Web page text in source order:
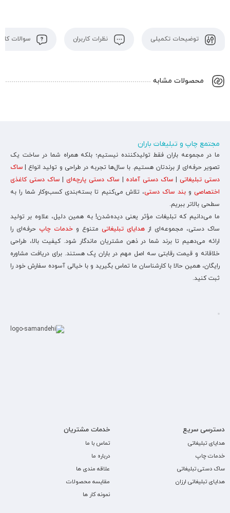
توضیحات تکمیلی نظرات کاربران سوالات
محصولات مشابه
مجتمع چاپ و تبلیغات باران
ما در مجموعه باران فقط تولیدکننده نیستیم؛ بلکه همراه شما در ساخت یک
تصویر حرفه‌ای از برندتان هستیم. با سال‌ها تجربه در طراحی و تولید انواع | ساک
دستی تبلیغاتی |ساک دستی آماده | ساک دستی پارچه‌ای| ساک دستی کاغذی
اختصاصی وبند ساک دستی، تلاش می‌کنیم تا بسته‌بندی کسب‌وکار شما را به
سطحی بالاتر ببریم.
ما می‌دانیم که تبلیغات مؤثر یعنی دیده‌شدن! به همین دلیل، علاوه بر تولید
ساک دستی، مجموعه‌ای از هدایای تبلیغاتی متنوع و خدمات چاپ حرفه‌ای را
ارائه می‌دهیم تا برند شما در ذهن مشتریان ماندگار شود. کیفیت بالا، طراحی
خلاقانه و قیمت رقابتی سه اصل مهم در باران پک هستند. برای دریافت مشاوره
رایگان، همین حالا با کارشناسان ما تماس بگیرید و با خیالی آسوده سفارش خود را
ثبت کنید.
دسترسی سریع
هدایای تبلیغاتی
خدمات چاپ
ساک دستی تبلیغاتی
هدایای تبلیغاتی ارزان
خدمات مشتریان
تماس با ما
درباره ما
علاقه مندی ها
مقایسه محصولات
نمونه کار ها